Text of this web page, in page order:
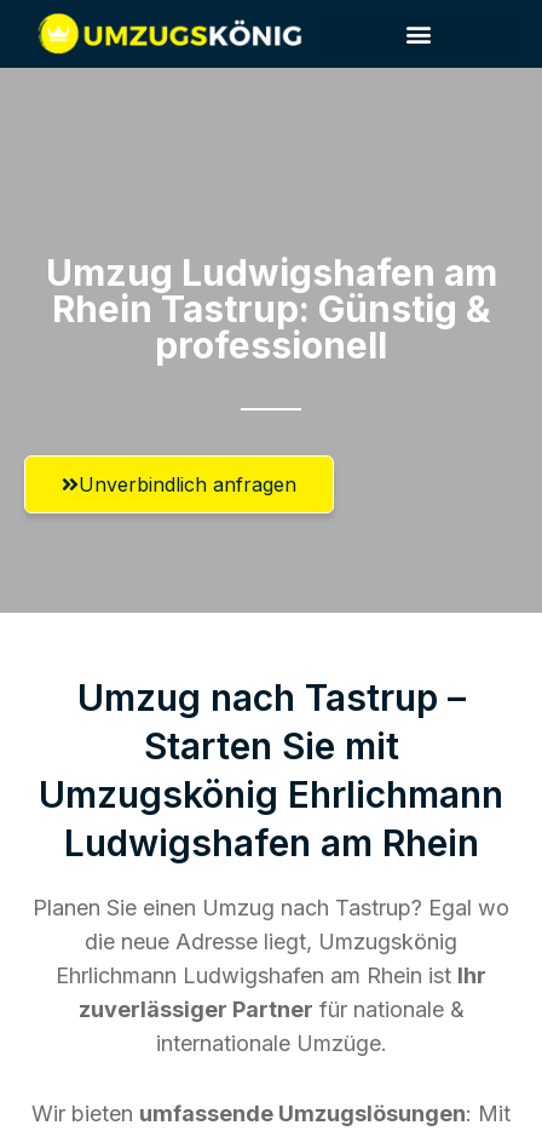
Umzug Ludwigshafen am
Rhein​ Tastrup: Günstig &
professionell​
Unverbindlich anfragen
Umzug nach Tastrup –
Starten Sie mit
Umzugskönig Ehrlichmann
Ludwigshafen am Rhein
Planen Sie einen Umzug nach Tastrup? Egal wo
die neue Adresse liegt, Umzugskönig
Ehrlichmann Ludwigshafen am Rhein ist Ihr
zuverlässiger Partner für nationale &
internationale Umzüge.
Wir bieten umfassende Umzugslösungen: Mit